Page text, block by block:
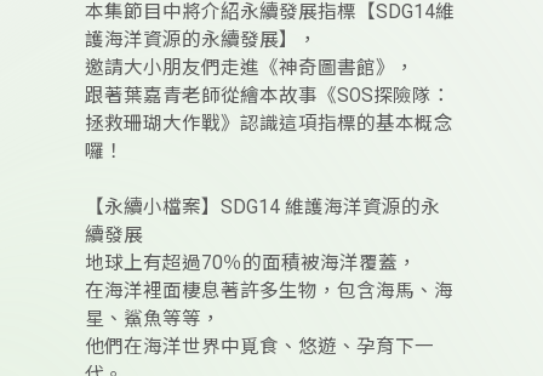
本集節目中將介紹永續發展指標【SDG14維
護海洋資源的永續發展】，
邀請大小朋友們走進《神奇圖書館》，
跟著葉嘉青老師從繪本故事《SOS探險隊：
拯救珊瑚大作戰》認識這項指標的基本概念
囉！
【永續小檔案】SDG14 維護海洋資源的永
續發展
地球上有超過70％的面積被海洋覆蓋，
在海洋裡面棲息著許多生物，包含海馬、海
星、鯊魚等等，
他們在海洋世界中覓食、悠遊、孕育下一